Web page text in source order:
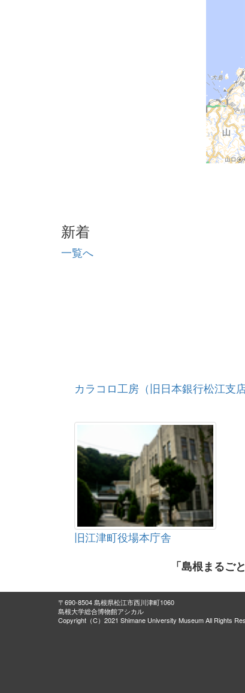
新着
一覧へ
カラコロ工房（旧日本銀行松江支店
旧江津町役場本庁舎
「島根まるご
〒690-8504 島根県松江市西川津町1060
島根大学総合博物館アシカル
Copyright（C）2021 Shimane University Museum All Rights